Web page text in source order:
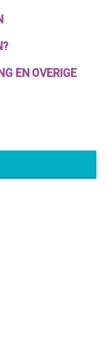
EN OVERIGE